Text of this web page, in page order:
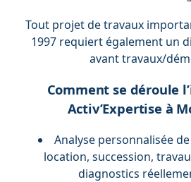
Tout projet de travaux
1997 requiert également un
avant travaux/
Comment se déroule
Activ’Expertise à
Analyse personnalisée
location, succession,
diagnostics